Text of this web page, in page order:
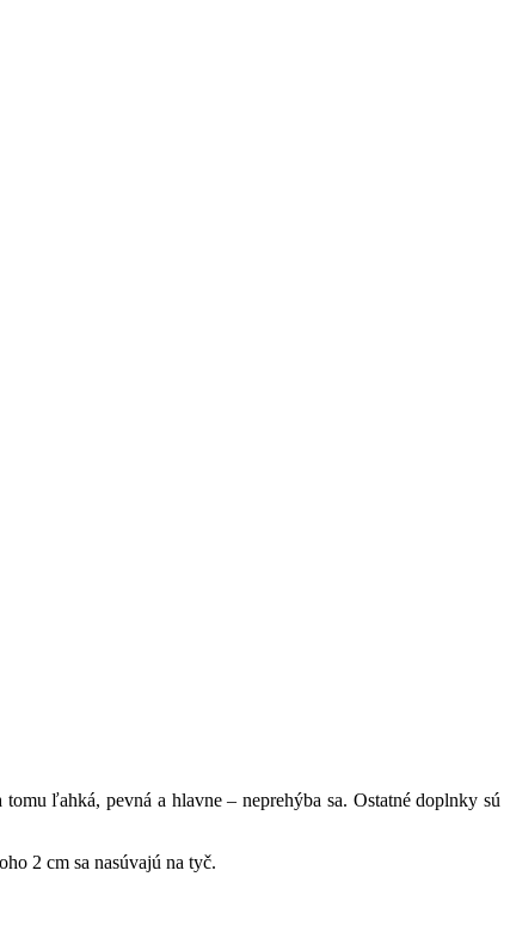
ľahká, pevná a hlavne – neprehýba sa. Ostatné doplnky sú
2 cm sa nasúvajú na tyč.